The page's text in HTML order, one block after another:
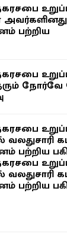
அவர்களினது
பற்றிய
நோர்வே
பற்றிய
பற்றிய